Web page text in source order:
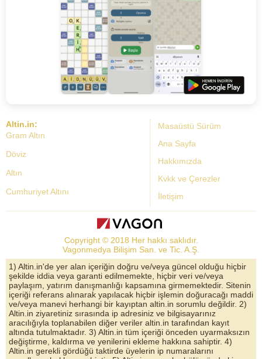
Masaüstü Sürüm
Ana Sayfa
Hakkımızda
Kvkk ve Çerezler
İletişim
Altin.in:
Gram Altın
Döviz
Altın
Cumhuriyet Altını
Dolar Kuru
Altın Yorumları
Döviz Kurları
Çeyrek Altın
Bitcoin
Euro/Dolar Parite
Copyright © 2018 Her hakkı saklıdır.
Vagonmedya Bilişim San. ve Tic. A.Ş.
1) Altin.in'de yer alan içeriğin doğru ve/veya güncel olduğu hiçbir
şekilde iddia veya garanti edilmemekte, hiçbir veri ve/veya
paylaşım, yatırım danışmanlığı kapsamına girmemektedir. Sitenin
içeriği referans alınarak yapılacak hiçbir işlemin doğuracağı maddi
ve/veya manevi herhangi bir kayıptan altin.in sorumlu değildir. 2)
Altin.in ziyaretiniz sırasında ip adresiniz ve bilgisayarınız
aracılığıyla toplanabilen diğer veriler altin.in tarafından kayıt
altında tutulmaktadır. 3) Altin.in tüm içeriği önceden uyarmaksızın
değiştirme, kaldırma ve yenilerini ekleme hakkına sahiptir. 4)
Altin.in gerekli gördüğü taktirde üyelerin ip numaralarını